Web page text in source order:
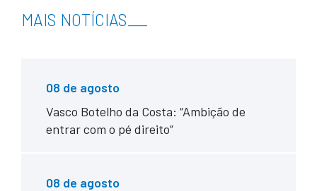
MAIS NOTÍCIAS
08 de agosto
Vasco Botelho da Costa: “Ambição de
entrar com o pé direito”
08 de agosto